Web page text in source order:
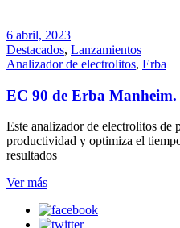
6 abril, 2023
Destacados, Lanzamientos
Analizador de electrolitos, Erba
EC 90 de Erba
Este analizador de electrolitos de
productividad y optimiza el
resultados
Ver más